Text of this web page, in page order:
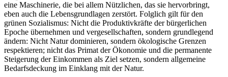
eine Maschinerie, die bei allem Nützlichen, das sie hervorbringt,
eben auch die Lebensgrundlagen zerstört. Folglich gilt für den
grünen Sozialismus: Nicht die Produktivkräfte der bürgerlichen
Epoche übernehmen und vergesellschaften, sondern grundlegend
ändern: Nicht Natur dominieren, sondern ökologische Grenzen
respektieren; nicht das Primat der Ökonomie und die permanente
Steigerung der Einkommen als Ziel setzen, sondern allgemeine
Bedarfsdeckung im Einklang mit der Natur.